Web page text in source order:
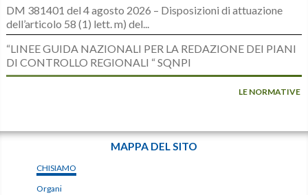
DM 381401 del 4 agosto 2026 – Disposizioni di attuazione
dell’articolo 58 (1) lett. m) del...
“LINEE GUIDA NAZIONALI PER LA REDAZIONE DEI PIANI
DI CONTROLLO REGIONALI “ SQNPI
LE NORMATIVE
MAPPA DEL SITO
CHISIAMO
Organi